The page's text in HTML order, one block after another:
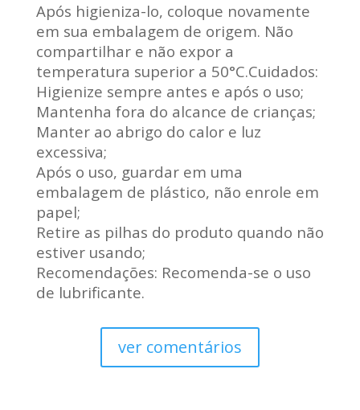
Após higieniza-lo, coloque novamente
em sua embalagem de origem. Não
compartilhar e não expor a
temperatura superior a 50°C.Cuidados:
Higienize sempre antes e após o uso;
Mantenha fora do alcance de crianças;
Manter ao abrigo do calor e luz
excessiva;
Após o uso, guardar em uma
embalagem de plástico, não enrole em
papel;
Retire as pilhas do produto quando não
estiver usando;
Recomendações: Recomenda-se o uso
de lubrificante.
ver comentários